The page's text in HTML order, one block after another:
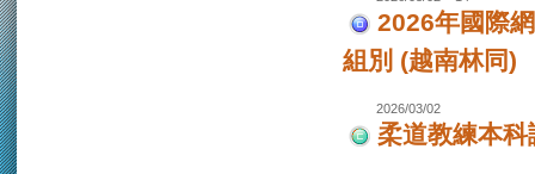
2026年國際
組別 (越南林同)
2026/03/02
柔道教練本科